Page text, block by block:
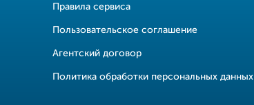
Правила сервиса
Пользовательское соглашение
Агентский договор
Политика обработки персональных данных